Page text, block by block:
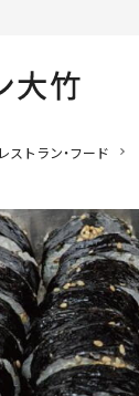
レストラン・フード